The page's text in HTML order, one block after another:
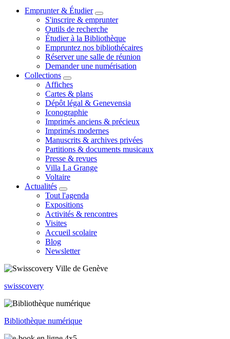
Emprunter & Étudier
S'inscrire & emprunter
Outils de recherche
Étudier à la Bibliothèque
Empruntez nos bibliothécaires
Réserver une salle de réunion
Demander une numérisation
Collections
Affiches
Cartes & plans
Dépôt légal & Genevensia
Iconographie
Imprimés anciens & précieux
Imprimés modernes
Manuscrits & archives privées
Partitions & documents musicaux
Presse & revues
Villa La Grange
Voltaire
Actualités
Tout l'agenda
Expositions
Activités & rencontres
Visites
Accueil scolaire
Blog
Newsletter
swisscovery
Bibliothèque numérique